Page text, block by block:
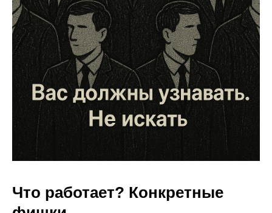
Что работает? Конкретные